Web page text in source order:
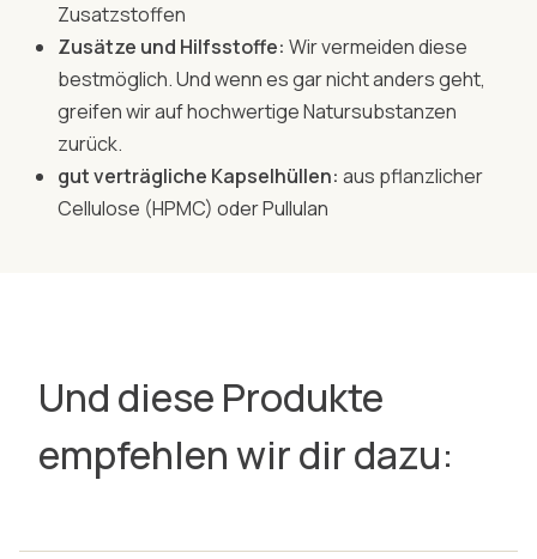
Zusatzstoffen
Zusätze und Hilfsstoffe: Wir vermeiden diese
bestmöglich. Und wenn es gar nicht anders geht,
greifen wir auf hochwertige Natursubstanzen
zurück.
gut verträgliche Kapselhüllen: aus pflanzlicher
Cellulose (HPMC) oder Pullulan
Und diese Produkte
empfehlen wir dir dazu: